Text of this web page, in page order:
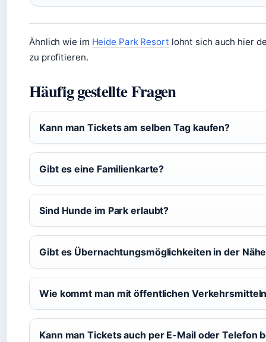
Ähnlich wie im Heide Park Resort lohnt sich auch hier
zu profitieren.
Häufig gestellte Fragen
Kann man Tickets am selben Tag kaufen?
Gibt es eine Familienkarte?
Sind Hunde im Park erlaubt?
Gibt es Übernachtungsmöglichkeiten in der
Wie kommt man mit öffentlichen
Kann man Tickets auch per E-Mail oder Telefon